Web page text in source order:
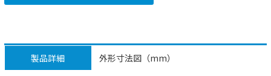
製品詳細 外形寸法図（mm）